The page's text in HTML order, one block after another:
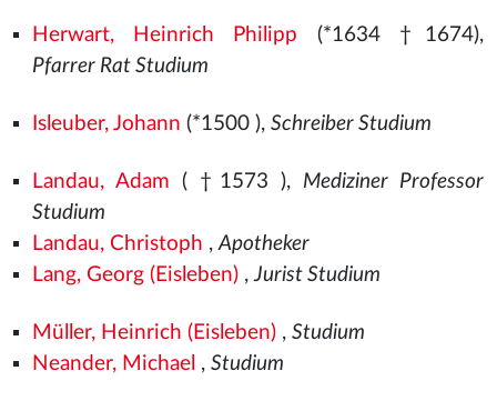
Herwart, Heinrich Philipp (*1634 †1674),
Pfarrer Rat Studium
Isleuber, Johann (*1500 ), Schreiber Studium
Landau, Adam ( †1573 ), Mediziner Professor
Studium
Landau, Christoph ,Apotheker
Lang, Georg (Eisleben),Jurist Studium
Müller, Heinrich (Eisleben), Studium
Neander, Michael , Studium